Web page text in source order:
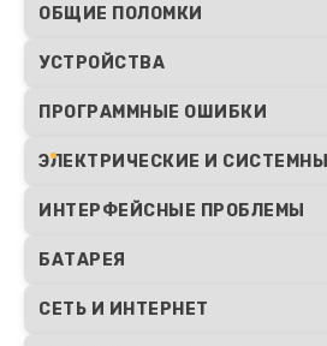
ОБЩИЕ ПОЛОМКИ
УСТРОЙСТВА
ПРОГРАММНЫЕ ОШИБКИ
ЭЛЕКТРИЧЕСКИЕ И
ИНТЕРФЕЙСНЫЕ ПРОБЛЕМЫ
БАТАРЕЯ
СЕТЬ И ИНТЕРНЕТ